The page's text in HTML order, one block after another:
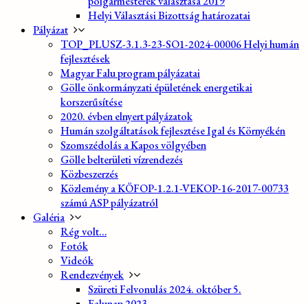
Helyi Választási Bizottság határozatai
Pályázat
TOP_PLUSZ-3.1.3-23-SO1-2024-00006 Helyi humán
fejlesztések
Magyar Falu program pályázatai
Gölle önkormányzati épületének energetikai
korszerűsítése
2020. évben elnyert pályázatok
Humán szolgáltatások fejlesztése Igal és Környékén
Szomszédolás a Kapos völgyében
Gölle belterületi vízrendezés
Közbeszerzés
Közlemény a KÖFOP-1.2.1-VEKOP-16-2017-00733
számú ASP pályázatról
Galéria
Rég volt…
Fotók
Videók
Rendezvények
Szüreti Felvonulás 2024. október 5.